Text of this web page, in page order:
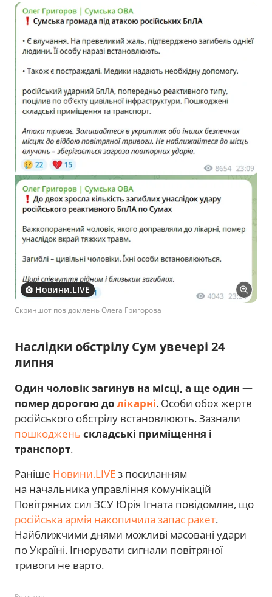
Новини.LIVE
Скриншот повідомлень Олега Григорова
Наслідки обстрілу Сум увечері 24
липня
Один чоловік загинув на місці, а ще один —
помер дорогою до лікарні. Особи обох жертв
російського обстрілу встановлюють. Зазнали
пошкоджень складські приміщення і
транспорт.
Раніше Новини.LIVEз посиланням
на начальника управління комунікацій
Повітряних сил ЗСУ Юрія Ігната повідомляв, що
російська армія накопичила запас ракет.
Найближчими днями можливі масовані удари
по Україні. Ігнорувати сигнали повітряної
тривоги не варто.